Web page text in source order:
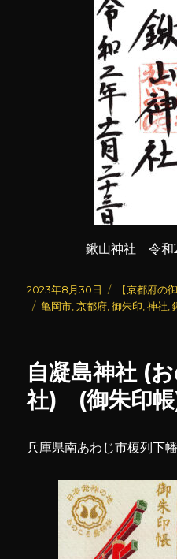
鍬山神社 令和
投
稿
2023年8月30日
カ
テ
【京都府の
タ
亀岡市 ,京都府 ,御朱印 ,神社 ,
自凝島神社 (
社) (御朱印
兵庫県南あわじ市榎列下